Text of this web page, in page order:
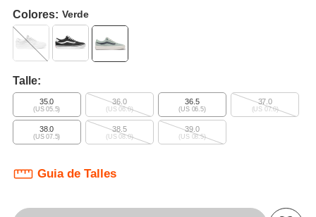
Colores: Verde
Talle:
35.0
(US 05.5)
36.0
(US 06.0)
36.5
(US 06.5)
37.0
(US 07.0)
38.0
(US 07.5)
38.5
(US 08.0)
39.0
(US 08.5)
Guia de Talles